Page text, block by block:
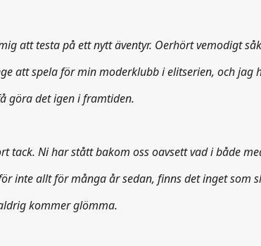
att testa på ett nytt äventyr. Oerhört vemodigt
att spela för min moderklubb i elitserien, och jag
göra det igen i framtiden.
tack. Ni har stått bakom oss oavsett vad i både
inte allt för många år sedan, finns det inget som
kommer glömma.